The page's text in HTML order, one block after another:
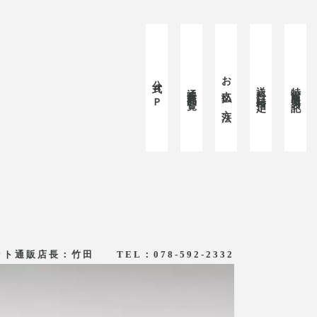
公式ＨＰ 通販商品一覧 お支払い方法 送料・日時指定 特定商取引表記
ト通販店長：竹田 TEL：078-592-2332